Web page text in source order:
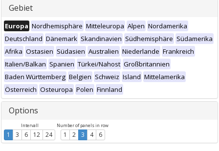
Gebiet
Europa Nordhemisphäre Mitteleuropa Alpen Nordamerika
Deutschland Dänemark Skandinavien Südhemisphäre Südamerika
Afrika Ostasien Südasien Australien Niederlande Frankreich
Italien/Balkan Spanien Türkei/Nahost Großbritannien
Baden Württemberg Belgien Schweiz Island Mittelamerika
Österreich Osteuropa Polen Finnland
Options
Intervall
1 3 6 12 24
Number of panels in row
1 2 3 4 6